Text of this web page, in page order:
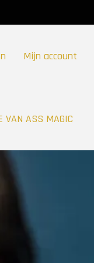
Mijn account
VAN ASS MAGIC